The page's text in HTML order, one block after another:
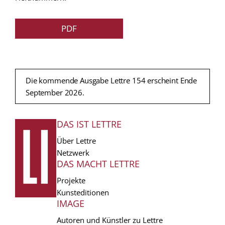
PDF
Die kommende Ausgabe Lettre 154 erscheint Ende
September 2026.
FUSSZEILE
DAS IST LETTRE
Über Lettre
Netzwerk
DAS MACHT LETTRE
Projekte
Kunsteditionen
IMAGE
Autoren und Künstler zu Lettre